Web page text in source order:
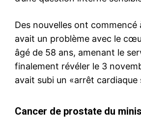
Des nouvelles ont commencé
avait un problème avec le
âgé de 58 ans, amenant le
finalement révéler le 3
avait subi un «arrêt cardiaque
Cancer de prostate du